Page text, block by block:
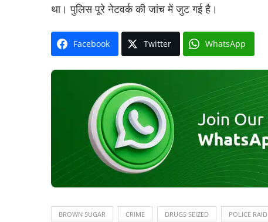
था। पुलिस पूरे नेटवर्क की जांच में जुट गई है।
Facebook Twitter WhatsApp
BROWN SUGAR CRIME DRUGS SEIZED POLICE RAID